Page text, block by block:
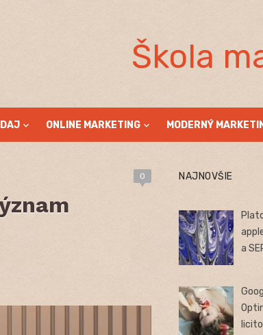
Škola
ONLINE MARKETING MODERNÝ
0 NAJNOVŠIE
a